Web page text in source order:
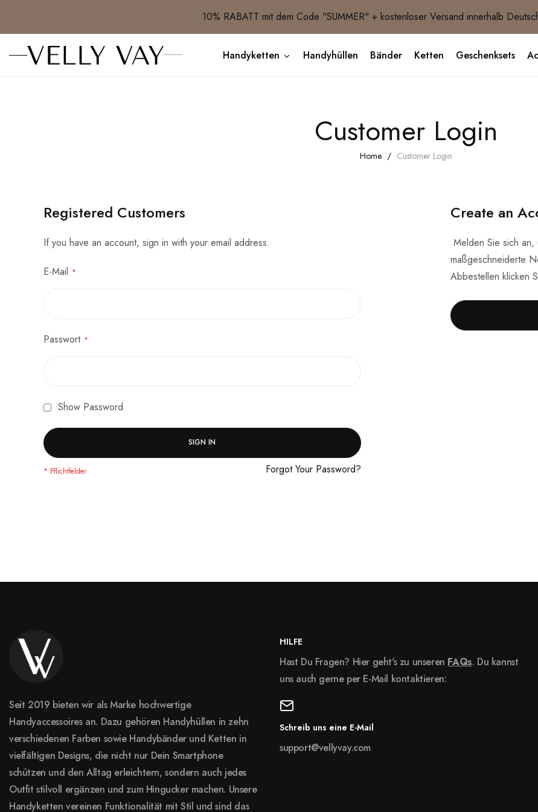
10% RABATT mit dem Code "SUMMER" + kostenloser Versand innerhalb
Handyketten Handyhüllen Bänder Ketten Geschenksets
Customer Login
Home Customer Login
Registered Customers
If you have an account, sign in with your email address.
E-Mail
Passwort
Show Password
SIGN IN
Forgot Your Password?
Create an
Melden Sie sich an,
maßgeschneiderte
Abbestellen klicken
Seit 2019 bieten wir als Marke hochwertige
Handyaccessoires an. Dazu gehören Handyhüllen in zehn
verschiedenen Farben sowie Handybänder und Ketten in
vielfältigen Designs, die nicht nur Dein Smartphone
schützen und den Alltag erleichtern, sondern auch jedes
Outfit stilvoll ergänzen und zum Hingucker machen. Unsere
Handyketten vereinen Funktionalität mit Stil und sind das
HILFE
Hast Du Fragen? Hier geht's zu unseren FAQs. Du kannst
uns auch gerne per E-Mail kontaktieren:
Schreib uns eine E-Mail
support@vellyvay.com